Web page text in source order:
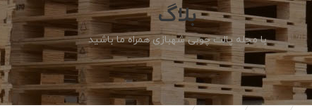
بلاگ
با مجله پالت چوبی شهبازی همراه ما باشید